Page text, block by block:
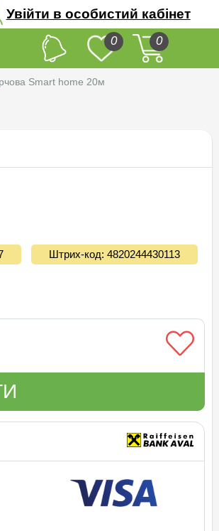
Увійти в особистий кабінет
0 0
Smart home 20м
Штрих-код: 4820244430113